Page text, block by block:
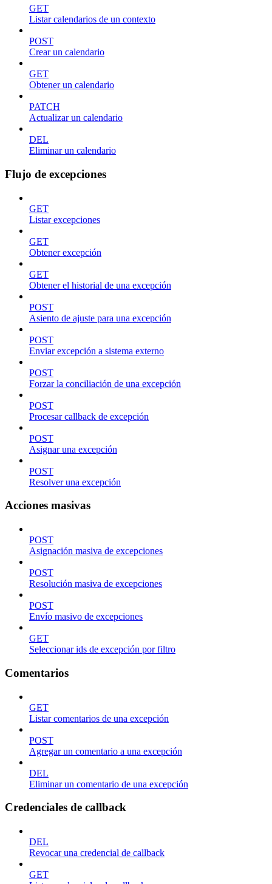
GET
Listar calendarios de un contexto
POST
Crear un calendario
GET
Obtener un calendario
PATCH
Actualizar un calendario
DEL
Eliminar un calendario
Flujo de excepciones
GET
Listar excepciones
GET
Obtener excepción
GET
Obtener el historial de una excepción
POST
Asiento de ajuste para una excepción
POST
Enviar excepción a sistema externo
POST
Forzar la conciliación de una excepción
POST
Procesar callback de excepción
POST
Asignar una excepción
POST
Resolver una excepción
Acciones masivas
POST
Asignación masiva de excepciones
POST
Resolución masiva de excepciones
POST
Envío masivo de excepciones
GET
Seleccionar ids de excepción por filtro
Comentarios
GET
Listar comentarios de una excepción
POST
Agregar un comentario a una excepción
DEL
Eliminar un comentario de una excepción
Credenciales de callback
DEL
Revocar una credencial de callback
GET